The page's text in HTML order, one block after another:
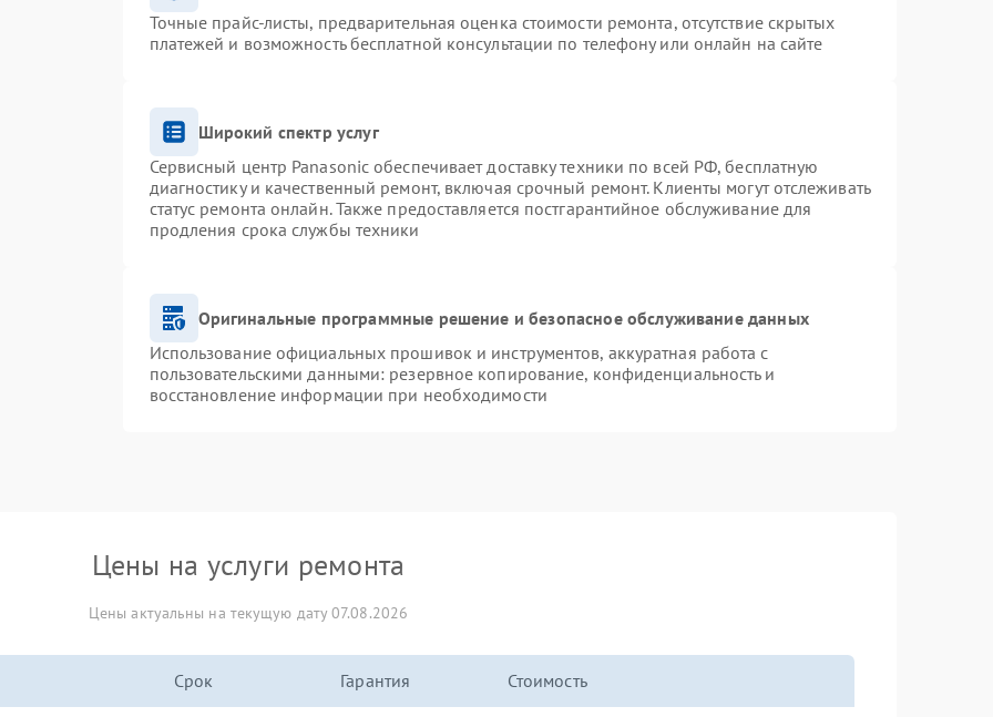
Точные прайс-листы, предварительная оценка стоимости ремонта, отсутствие скрытых
платежей и возможность бесплатной консультации по телефону или онлайн на сайте
Широкий спектр услуг
Сервисный центр Panasonic обеспечивает доставку техники по всей РФ, бесплатную
диагностику и качественный ремонт, включая срочный ремонт. Клиенты могут отслеживать
статус ремонта онлайн. Также предоставляется постгарантийное обслуживание для
продления срока службы техники
Оригинальные программные решение и безопасное обслуживание данных
Использование официальных прошивок и инструментов, аккуратная работа с
пользовательскими данными: резервное копирование, конфиденциальность и
восстановление информации при необходимости
Цены на услуги ремонта
Цены актуальны на текущую дату 07.08.2026
Срок Гарантия Стоимость